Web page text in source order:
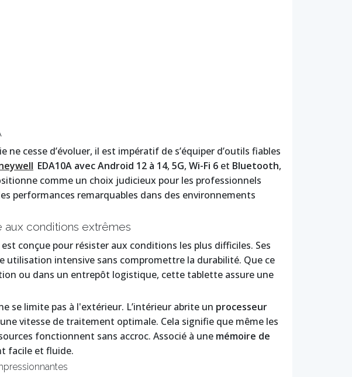
cesse d’évoluer, il est impératif de s’équiper d’outils fiables
EDA10A avec Android 12 à 14, 5G, Wi-Fi 6 et Bluetooth,
comme un choix judicieux pour les professionnels
performances remarquables dans des environnements
conditions extrêmes
est conçue pour résister aux conditions les plus difficiles. Ses
utilisation intensive sans compromettre la durabilité. Que ce
ou dans un entrepôt logistique, cette tablette assure une
se limite pas à l'extérieur. L’intérieur abrite un processeur
vitesse de traitement optimale. Cela signifie que même les
fonctionnent sans accroc. Associé à une mémoire de
facile et fluide.